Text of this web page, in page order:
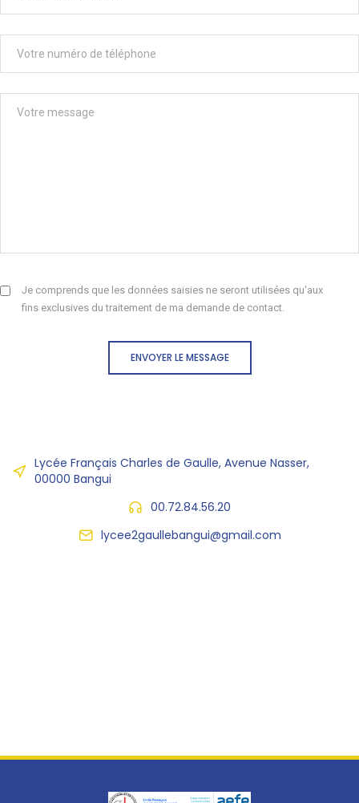
Je comprends que les données saisies ne seront utilisées qu'aux
fins exclusives du traitement de ma demande de contact.
ENVOYER LE MESSAGE
Lycée Français Charles de Gaulle, Avenue Nasser,
00000 Bangui
00.72.84.56.20
lycee2gaullebangui@gmail.com